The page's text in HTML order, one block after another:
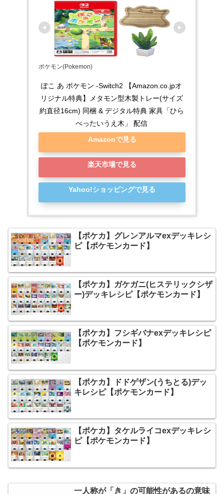
ポケモン(Pokemon)
ぽこ あ ポケモン -Switch2 【Amazon.co.jpオ
リジナル特典】メタモン型木製トレー(サイズ
約直径16cm) 同梱 & デジタル特典 家具「ひら
べったいうえ木」 配信
Amazonで見る
楽天市場で見る
Yahoo!ショッピングで見る
【ポケカ】グレンアルマexデッキレシ
ピ【ポケモンカード】
【ポケカ】ガケガニ(ヒステリックシザ
ー)デッキレシピ【ポケモンカード】
【ポケカ】フシギバナexデッキレシピ
【ポケモンカード】
【ポケカ】ドドゲザン(うちとる)デッ
キレシピ【ポケモンカード】
【ポケカ】タケルライコexデッキレシ
ピ【ポケモンカード】
一人称が「き」の可能性があるの意味